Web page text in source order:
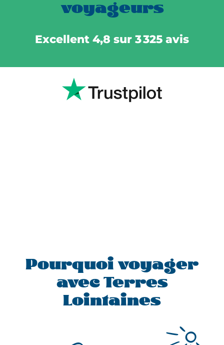
voyageurs
Excellent 4,8 sur 3 325 avis
Pourquoi voyager
avec Terres
Lointaines